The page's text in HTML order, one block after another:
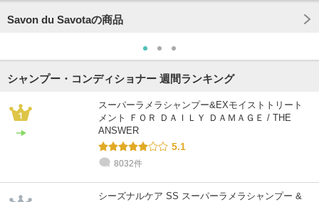
Savon du Savotaの商品
シャンプー・コンディショナー 週間ランキング
スーパーラメラシャンプー&EXモイストトリート
メント ＦＯＲ ＤＡＩＬＹ ＤＡＭＡＧＥ / THE
ANSWER
5.1
8032件
シーズナルケア SS スーパーラメラシャンプー &